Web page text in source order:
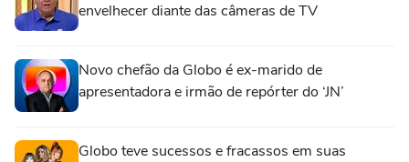
envelhecer diante das câmeras de TV
Novo chefão da Globo é ex-marido de
apresentadora e irmão de repórter do ‘JN’
Globo teve sucessos e fracassos em suas